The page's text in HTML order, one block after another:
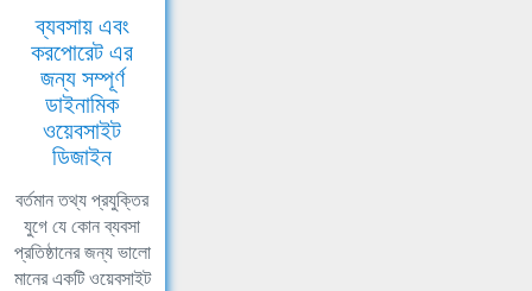
ব্যবসায় এবং
করপোরেট এর
জন্য সম্পূর্ণ
ডাইনামিক
ওয়েবসাইট
ডিজাইন
বর্তমান তথ্য প্রযুক্তির
যুগে যে কোন ব্যবসা
প্রতিষ্ঠানের জন্য ভালো
মানের একটি ওয়েবসাইট